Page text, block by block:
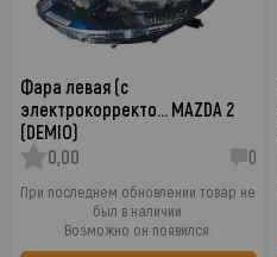
Фара левая (с
электрокорректо… MAZDA 2
(DEMIO)
0,00
0
При последнем обновлении товар не
был в наличии.
Возможно он появился.